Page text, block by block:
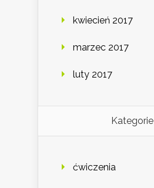
kwiecień 2017
marzec 2017
luty 2017
Kategorie
ćwiczenia